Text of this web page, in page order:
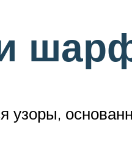
узоры,